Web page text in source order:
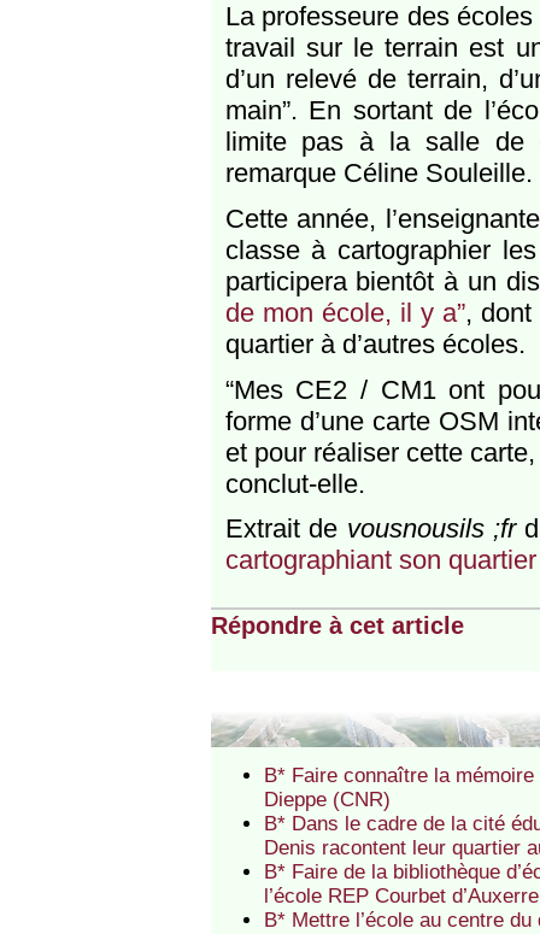
La professeure des
travail sur le terrain est
d’un relevé de terrain,
main”. En sortant de
limite pas à la salle de
remarque Céline Souleille.
Cette année,
classe à cartographier
participera bientôt à un
de mon école, il y a”, dont
quartier à d’autres écoles.
“Mes CE2 / CM1 ont
forme d’une carte OSM
et pour réaliser cette
conclut-elle.
Extrait de vousnousils ;fr
cartographiant son quartier
Répondre à cet article
B* Faire connaître la
Dieppe (CNR)
B* Dans le cadre de la cité
Denis racontent leur quartier
B* Faire de la bibliothèque
l’école REP Courbet
B* Mettre l’école au centre